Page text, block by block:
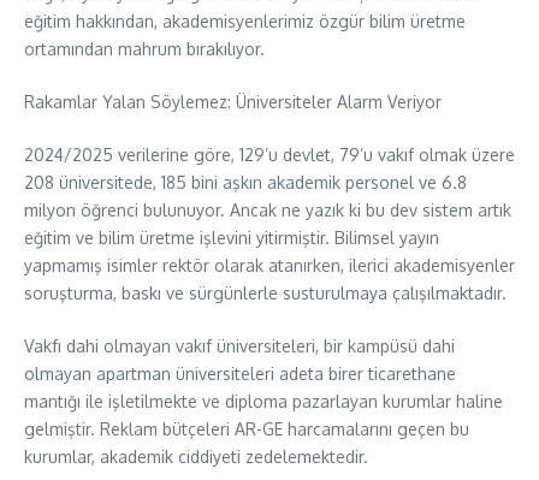
eğitim hakkından, akademisyenlerimiz özgür bilim üretme
ortamından mahrum bırakılıyor.
Rakamlar Yalan Söylemez: Üniversiteler Alarm Veriyor
2024/2025 verilerine göre, 129’u devlet, 79’u vakıf olmak üzere
208 üniversitede, 185 bini aşkın akademik personel ve 6.8
milyon öğrenci bulunuyor. Ancak ne yazık ki bu dev sistem artık
eğitim ve bilim üretme işlevini yitirmiştir. Bilimsel yayın
yapmamış isimler rektör olarak atanırken, ilerici akademisyenler
soruşturma, baskı ve sürgünlerle susturulmaya çalışılmaktadır.
Vakfı dahi olmayan vakıf üniversiteleri, bir kampüsü dahi
olmayan apartman üniversiteleri adeta birer ticarethane
mantığı ile işletilmekte ve diploma pazarlayan kurumlar haline
gelmiştir. Reklam bütçeleri AR-GE harcamalarını geçen bu
kurumlar, akademik ciddiyeti zedelemektedir.